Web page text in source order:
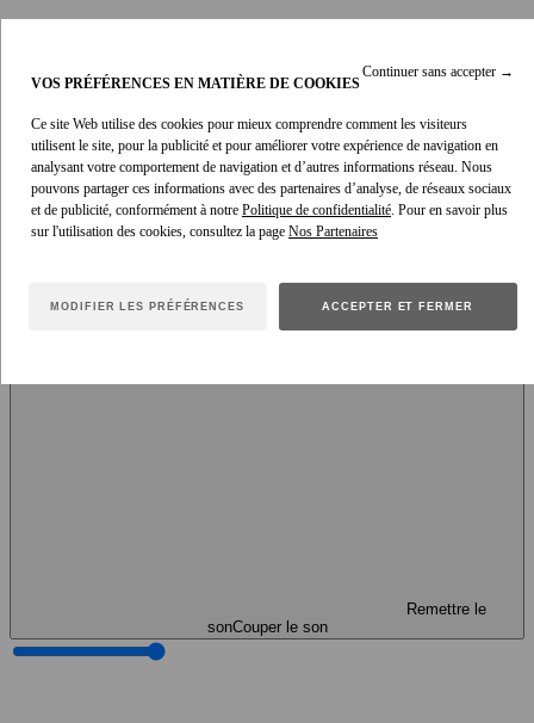
Continuer sans accepter →
VOS PRÉFÉRENCES EN MATIÈRE DE COOKIES
Ce site Web utilise des cookies pour mieux comprendre comment les visiteurs
utilisent le site, pour la publicité et pour améliorer votre expérience de navigation en
analysant votre comportement de navigation et d’autres informations réseau. Nous
pouvons partager ces informations avec des partenaires d’analyse, de réseaux sociaux
et de publicité, conformément à notre Politique de confidentialité. Pour en savoir plus
sur l'utilisation des cookies, consultez la page
MODIFIER LES PRÉFÉRENCES ACCEPTER ET FERMER
Lire
00:00
Remettre le
sonCouper le son